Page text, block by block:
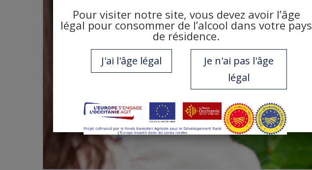
Pour visiter notre site, vous devez avoir l’âge
légal pour consommer de l’alcool dans votre pays
de résidence.
J'ai l'âge légal
Je n'ai pas l'âge
légal